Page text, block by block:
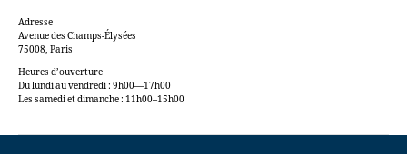
Adresse
Avenue des Champs-Élysées
75008, Paris
Heures d’ouverture
Du lundi au vendredi : 9h00—17h00
Les samedi et dimanche : 11h00–15h00